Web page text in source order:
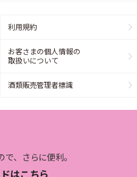
利用規約
お客さまの個人情報の
取扱いについて
酒類販売管理者標識
、さらに便利。
はこちら